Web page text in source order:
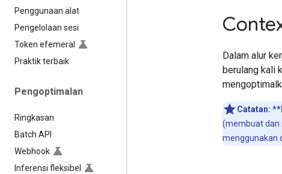
Penggunaan alat
Pengelolaan sesi
Token efemeral
Praktik terbaik
Pengoptimalan
Ringkasan
Batch API
Webhook
Inferensi fleksibel
Dalam alur
berulang kali
Catatan:
(membuat dan
menggunakan